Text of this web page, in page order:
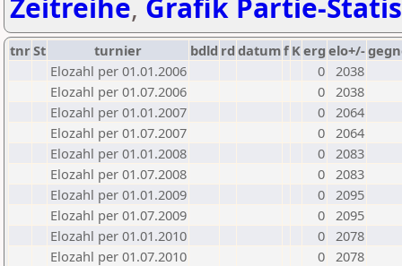
Zeitreihe, Grafik Partie-
tnrSt turnier bdld rd datumf Kerg elo+/-
Elozahl per 01.01.2006
0 2038
Elozahl per 01.07.2006
0 2038
Elozahl per 01.01.2007
0 2064
Elozahl per 01.07.2007
0 2064
Elozahl per 01.01.2008
0 2083
Elozahl per 01.07.2008
0 2083
Elozahl per 01.01.2009
0 2095
Elozahl per 01.07.2009
0 2095
Elozahl per 01.01.2010
0 2078
Elozahl per 01.07.2010
0 2078